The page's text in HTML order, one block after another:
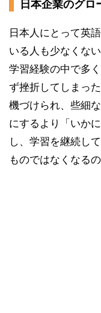
日本企業のグロ
日本人にとって英
いる人も少なくな
学習経験の中で多
ず挫折してしまっ
機づけられ、些細
にするより「いか
し、学習を継続し
ものではなくなる